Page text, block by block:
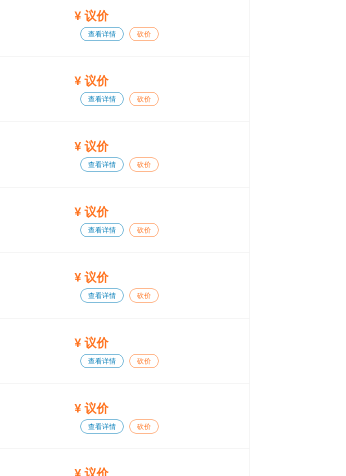
¥ 议价
查看详情 砍价
¥ 议价
查看详情 砍价
¥ 议价
查看详情 砍价
¥ 议价
查看详情 砍价
¥ 议价
查看详情 砍价
¥ 议价
查看详情 砍价
¥ 议价
查看详情 砍价